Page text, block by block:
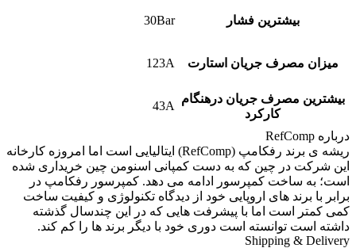
بیشترین فشار 30Bar
میزان مصرف جریان استارت 123A
بیشترین مصرف جریان درهنگام
کارکرد
43A
درباره RefComp
ریشه ی برند رفکامپ (RefComp) ایتالیایی است اما امروزه کارخانه
این شرکت در چین که به دست کمپانی اسنومن چین خریداری شده
است؛ به ساخت کمپرسور ادامه می دهد. کمپرسور رفکامپ در
برابر با برند های اروپایی خود از دیدگاه تکنولوژی و کیفیت ساخت
کمی کمتر است اما با پیشرفت هایی که در این چندسال گذشته
داشته است توانسته است دوری خود با دیگر برند ها را کم کند.
Shipping & Delivery